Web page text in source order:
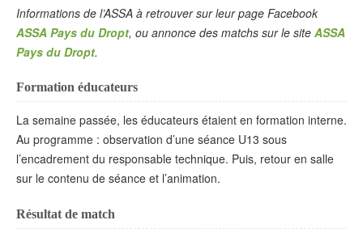
Informations de l’ASSA à retrouver sur leur page Facebook
ASSA Pays du Dropt, ou annonce des matchs sur le site ASSA
Pays du Dropt.
Formation éducateurs
La semaine passée, les éducateurs étaient en formation interne.
Au programme : observation d’une séance U13 sous
l’encadrement du responsable technique. Puis, retour en salle
sur le contenu de séance et l’animation.
Résultat de match